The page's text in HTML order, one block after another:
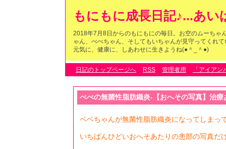
もにもに成長日記♪...あい
2018年7月8日からのもにもにの毎日。お空のムーちゃ
ゃん、べべちゃん、そしてもいちゃんが見守ってくれ
元気に、健康に、しあわせに生きようね(●＾_＾●)
日記のトップページへ RSS 管理者用 「アイア
べべの無菌性脂肪織炎-【おへその写真】治療
ベベちゃんが無菌性脂肪織炎になってしまっ
いちばんひどいおへそあたりの患部の写真だ